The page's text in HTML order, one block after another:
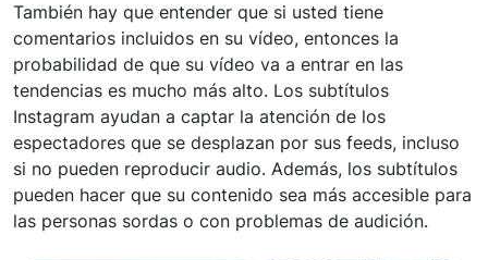
También hay que entender que si usted tiene
comentarios incluidos en su vídeo, entonces la
probabilidad de que su vídeo va a entrar en las
tendencias es mucho más alto. Los subtítulos
Instagram ayudan a captar la atención de los
espectadores que se desplazan por sus feeds, incluso
si no pueden reproducir audio. Además, los subtítulos
pueden hacer que su contenido sea más accesible para
las personas sordas o con problemas de audición.